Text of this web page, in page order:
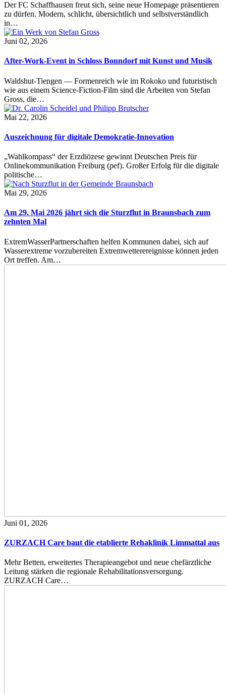
Der FC Schaffhausen freut sich, seine neue Homepage präsentieren
zu dürfen. Modern, schlicht, übersichtlich und selbstverständlich
in…
Juni 02, 2026
After-Work-Event in Schloss Bonndorf mit Kunst und Musik
Waldshut-Tiengen — Formenreich wie im Rokoko und futuristisch
wie aus einem Science-Fiction-Film sind die Arbeiten von Stefan
Gross, die…
Mai 22, 2026
Auszeichnung für digitale Demokratie-Innovation
„Wahlkompass“ der Erzdiözese gewinnt Deutschen Preis für
Onlinekommunikation Freiburg (pef). Großer Erfolg für die digitale
politische…
Mai 29, 2026
Am 29. Mai 2026 jährt sich die Sturzflut in Braunsbach zum
zehnten Mal
ExtremWasserPartnerschaften helfen Kommunen dabei, sich auf
Wasserextreme vorzubereiten Extremwetterereignisse können jeden
Ort treffen. Am…
Juni 01, 2026
ZURZACH Care baut die etablierte Rehaklinik Limmattal aus
Mehr Betten, erweitertes Therapieangebot und neue chefärztliche
Leitung stärken die regionale Rehabilitationsversorgung.
ZURZACH Care…